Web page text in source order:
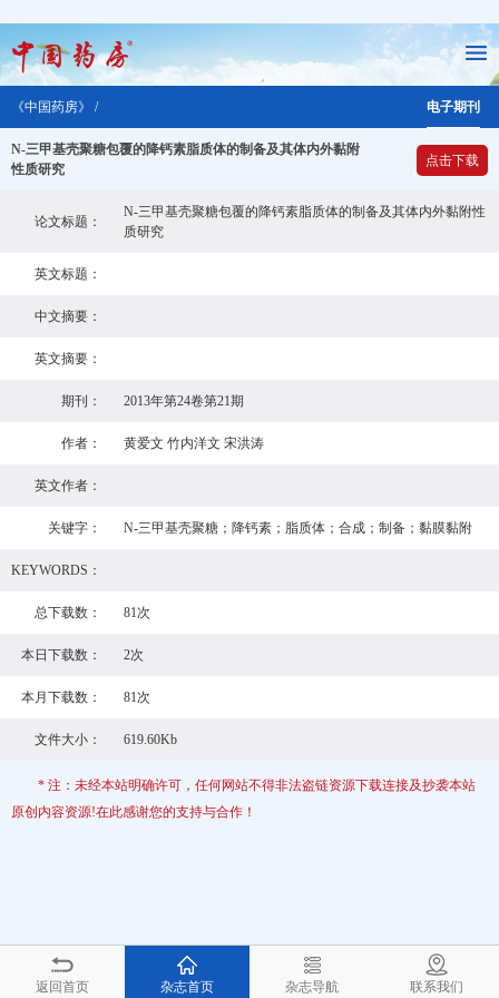
《中国药房》 / 电子期刊
N-三甲基壳聚糖包覆的降钙素脂质体的制备及其体内外黏附
性质研究
点击下载
论文标题：
N-三甲基壳聚糖包覆的降钙素脂质体的制备及其体内外黏附性
质研究
英文标题：
中文摘要：
英文摘要：
期刊： 2013年第24卷第21期
作者： 黄爱文 竹内洋文 宋洪涛
英文作者：
关键字： N-三甲基壳聚糖；降钙素；脂质体；合成；制备；黏膜黏附
KEYWORDS：
总下载数： 81次
本日下载数： 2次
本月下载数： 81次
文件大小： 619.60Kb
* 注：未经本站明确许可，任何网站不得非法盗链资源下载连接及抄袭本站
原创内容资源!在此感谢您的支持与合作！
返回首页 杂志首页 杂志导航 联系我们